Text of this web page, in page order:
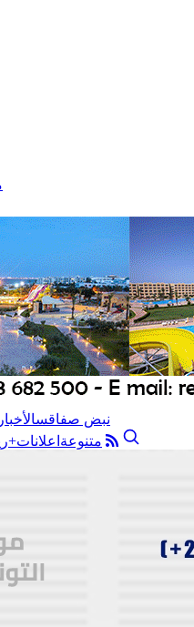
نبض صفاقس
متنوعة اعلانات+